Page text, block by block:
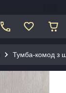
Тумба-комод з